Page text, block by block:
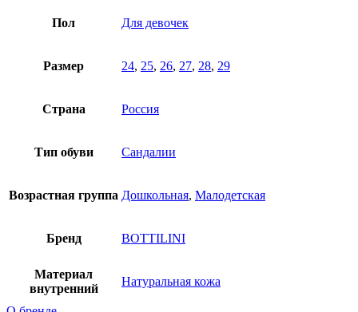
Пол Для девочек
Размер 24, 25, 26, 27, 28, 29
Страна Россия
Тип обуви Сандалии
Возрастная группа Дошкольная, Малодетская
Бренд BOTTILINI
Материал
внутренний
Натуральная кожа